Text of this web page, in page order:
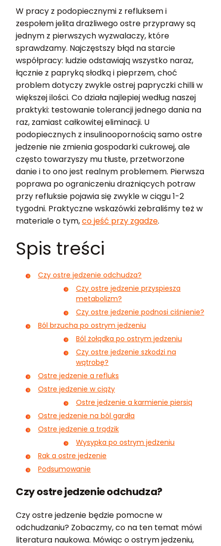
W pracy z podopiecznymi z refluksem i
zespołem jelita drażliwego ostre przyprawy są
jednym z pierwszych wyzwalaczy, które
sprawdzamy. Najczęstszy błąd na starcie
współpracy: ludzie odstawiają wszystko naraz,
łącznie z papryką słodką i pieprzem, choć
problem dotyczy zwykle ostrej papryczki chilli w
większej ilości. Co działa najlepiej według naszej
praktyki: testowanie tolerancji jednego dania na
raz, zamiast całkowitej eliminacji. U
podopiecznych z insulinoopornością samo ostre
jedzenie nie zmienia gospodarki cukrowej, ale
często towarzyszy mu tłuste, przetworzone
danie i to ono jest realnym problemem. Pierwsza
poprawa po ograniczeniu drażniących potraw
przy refluksie pojawia się zwykle w ciągu 1-2
tygodni. Praktyczne wskazówki zebraliśmy też w
materiale o tym,co jeść przy zgadze.
Spis treści
Czy ostre jedzenie odchudza?
Czy ostre jedzenie przyspiesza
metabolizm?
Czy ostre jedzenie podnosi ciśnienie?
Ból brzucha po ostrym jedzeniu
Ból żołądka po ostrym jedzeniu
Czy ostre jedzenie szkodzi na
wątrobę?
Ostre jedzenie a refluks
Ostre jedzenie w ciąży
Ostre jedzenie a karmienie piersią
Ostre jedzenie na ból gardła
Ostre jedzenie a trądzik
Wysypka po ostrym jedzeniu
Rak a ostre jedzenie
Podsumowanie
Czy ostre jedzenie odchudza?
Czy ostre jedzenie będzie pomocne w
odchudzaniu? Zobaczmy, co na ten temat mówi
literatura naukowa. Mówiąc o ostrym jedzeniu,